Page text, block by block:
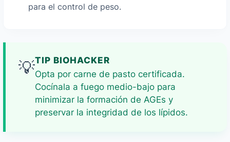
para el control de peso.
💡TIP BIOHACKER
Opta por carne de pasto certificada.
Cocínala a fuego medio-bajo para
minimizar la formación de AGEs y
preservar la integridad de los lípidos.